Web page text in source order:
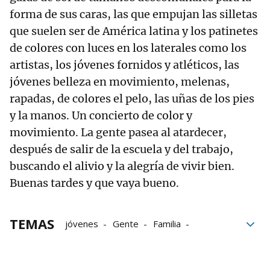
forma de sus caras, las que empujan las silletas
que suelen ser de América latina y los patinetes
de colores con luces en los laterales como los
artistas, los jóvenes fornidos y atléticos, las
jóvenes belleza en movimiento, melenas,
rapadas, de colores el pelo, las uñas de los pies
y la manos. Un concierto de color y
movimiento. La gente pasea al atardecer,
después de salir de la escuela y del trabajo,
buscando el alivio y la alegría de vivir bien.
Buenas tardes y que vaya bueno.
TEMAS jóvenes Gente
Familia